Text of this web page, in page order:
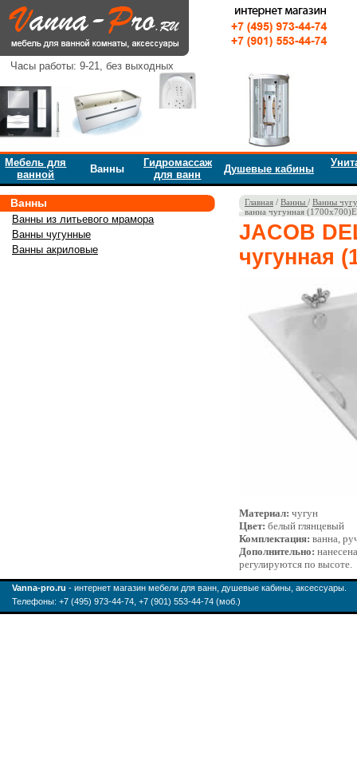
Часы работы: 9-21, без выходных
Мебель для
ванной
Ванны
Гидромассаж
для ванн
Душевые кабины
Ванны
Ванны из литьевого мрамора
Ванны чугунные
Ванны акриловые
Главная / Ванны / Ванны
ванна чугунная
JACOB
чугунная
Материал: чугун
Цвет: белый глянцевый
Комплектация: ванна,
Дополнительно:
регулируются по высоте.
Vanna-pro.ru - интернет магазин мебели для ванн, душевые кабины, аксессуары.
Телефоны: +7 (495) 973-44-74, +7 (901) 553-44-74 (моб.)